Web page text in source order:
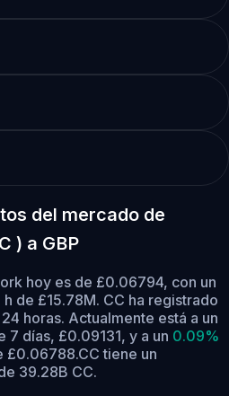
del mercado de
) a GBP
hoy es de £0.06794, con un
de £15.78M. CC ha registrado
horas. Actualmente está a un
7 días, £0.09131, y a un 0.09%
£0.06788.CC tiene un
39.28B CC.